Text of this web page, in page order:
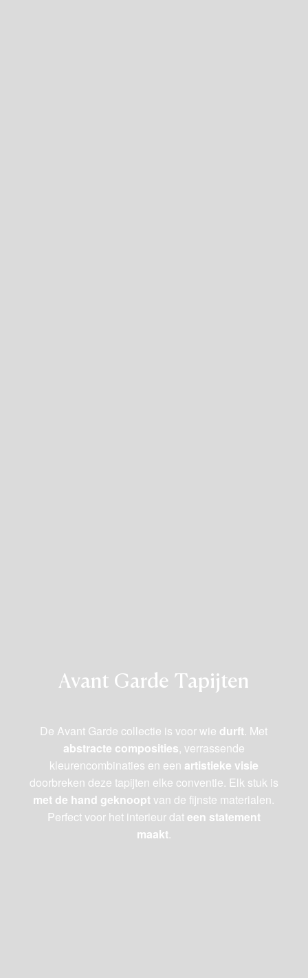
Avant Garde Tapijten
De Avant Garde collectie is voor wie durft. Met
abstracte composities, verrassende
kleurencombinaties en een artistieke visie
doorbreken deze tapijten elke conventie. Elk stuk is
met de hand geknooptvan de fijnste materialen.
Perfect voor het interieur dat een statement
maakt.